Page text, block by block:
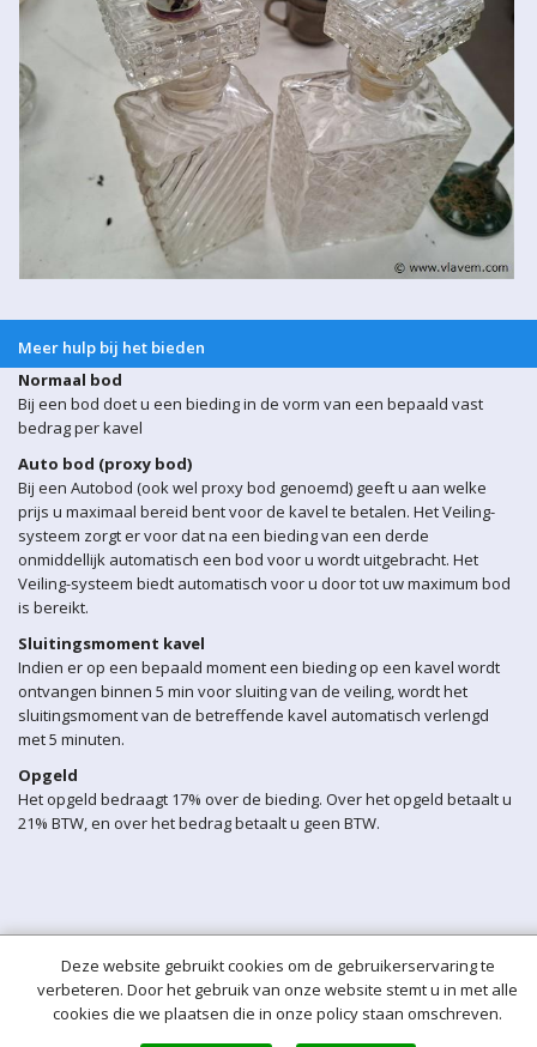
Meer hulp bij het bieden
Normaal bod
Bij een bod doet u een bieding in de vorm van een bepaald vast
bedrag per kavel
Auto bod (proxy bod)
Bij een Autobod (ook wel proxy bod genoemd) geeft u aan welke
prijs u maximaal bereid bent voor de kavel te betalen. Het Veiling-
systeem zorgt er voor dat na een bieding van een derde
onmiddellijk automatisch een bod voor u wordt uitgebracht. Het
Veiling-systeem biedt automatisch voor u door tot uw maximum bod
is bereikt.
Sluitingsmoment kavel
Indien er op een bepaald moment een bieding op een kavel wordt
ontvangen binnen 5 min voor sluiting van de veiling, wordt het
sluitingsmoment van de betreffende kavel automatisch verlengd
met 5 minuten.
Opgeld
Het opgeld bedraagt 17% over de bieding. Over het opgeld betaalt u
21% BTW, en over het bedrag betaalt u geen BTW.
Deze website gebruikt cookies om de gebruikerservaring te
verbeteren. Door het gebruik van onze website stemt u in met alle
cookies die we plaatsen die in onze policy staan omschreven.